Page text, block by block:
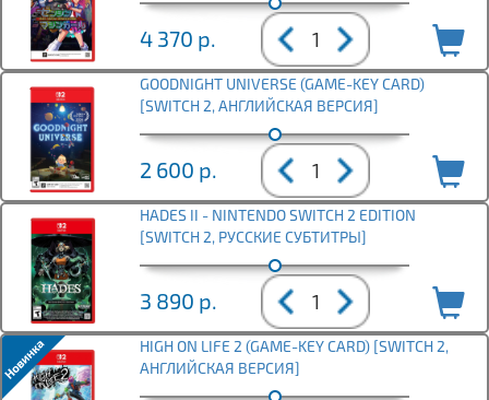
4 370 р.
GOODNIGHT UNIVERSE (GAME-KEY CARD)
[SWITCH 2, АНГЛИЙСКАЯ ВЕРСИЯ]
2 600 р.
HADES II - NINTENDO SWITCH 2 EDITION
[SWITCH 2, РУССКИЕ СУБТИТРЫ]
3 890 р.
HIGH ON LIFE 2 (GAME-KEY CARD) [SWITCH 2,
АНГЛИЙСКАЯ ВЕРСИЯ]